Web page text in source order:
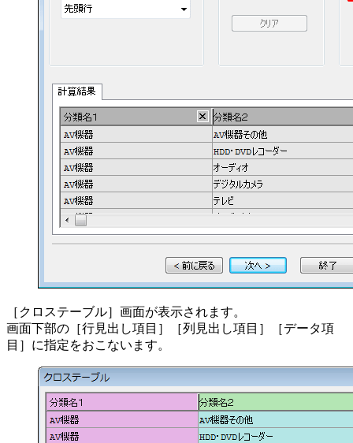
［クロステーブル］画面が表示されます。
画面下部の［行見出し項目］［列見出し項目］［データ項
目］に指定をおこないます。